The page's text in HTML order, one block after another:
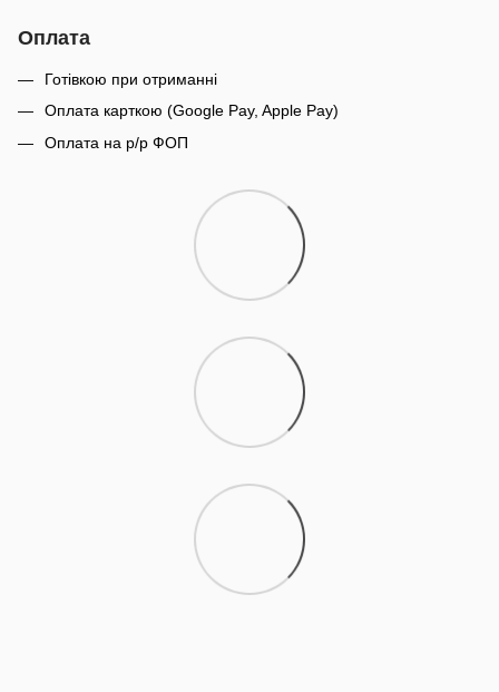
Оплата
Готівкою при отриманні
Оплата карткою (Google Pay, Apple Pay)
Оплата на р/р ФОП